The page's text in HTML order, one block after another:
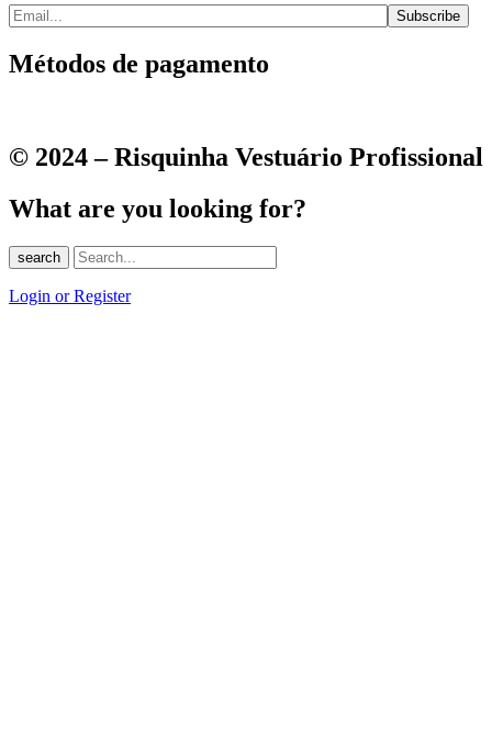
Métodos de pagamento
© 2024 – Risquinha Vestuário Profissional
What are you looking for?
search
Login or Register